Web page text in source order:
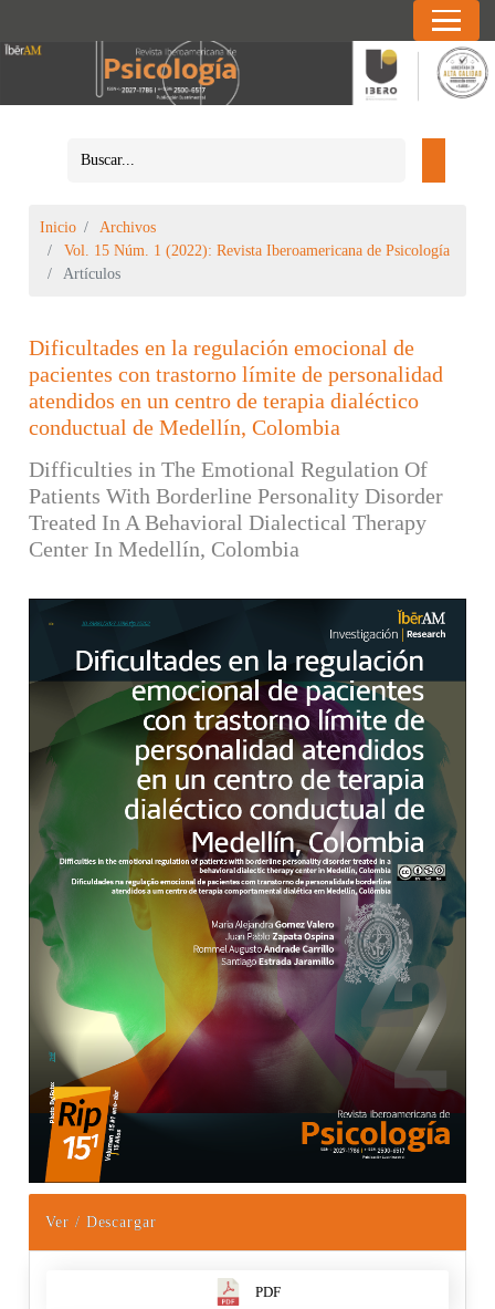
Inicio
Archivos
Vol. 15 Núm. 1 (2022): Revista Iberoamericana de Psicología
Artículos
Dificultades en la regulación emocional de
pacientes con trastorno límite de personalidad
atendidos en un centro de terapia dialéctico
conductual de Medellín, Colombia
Difficulties in The Emotional Regulation Of
Patients With Borderline Personality Disorder
Treated In A Behavioral Dialectical Therapy
Center In Medellín, Colombia
Barra lateral del artículo
Ver / Descargar
PDF